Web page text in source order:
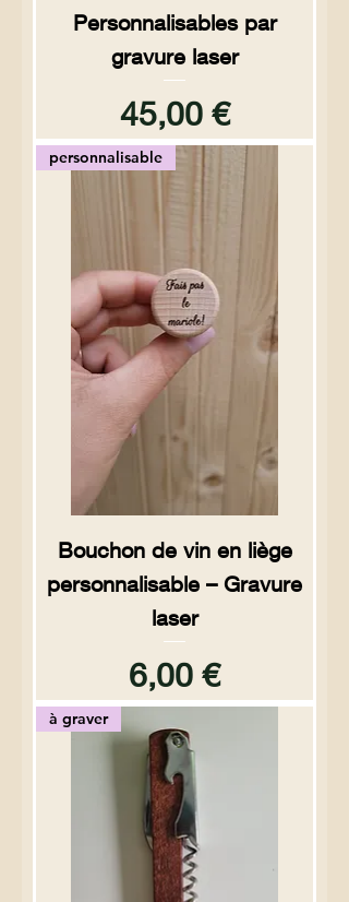
Personnalisables par
gravure laser
Prix
45,00 €
personnalisable
Bouchon de vin en liège
personnalisable – Gravure
laser
Prix
6,00 €
à graver